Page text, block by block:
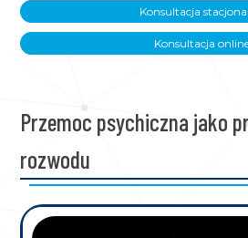
Konsultacja
Konsultacja
Przemoc psychiczna jako
rozwodu